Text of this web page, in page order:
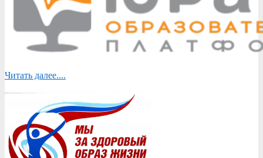
Читать далее....